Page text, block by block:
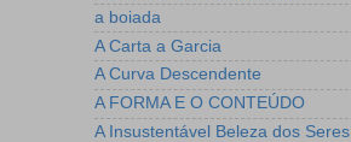
a boiada
A Carta a Garcia
A Curva Descendente
A FORMA E O CONTEÚDO
A Insustentável Beleza dos Seres